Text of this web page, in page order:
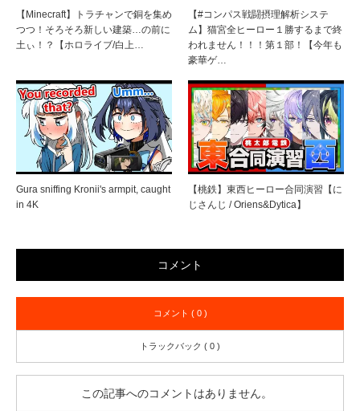
【Minecraft】トラチャンで銅を集め
つつ！そろそろ新しい建築…の前に
土ぃ！？【ホロライブ/白上…
【#コンパス戦闘摂理解析システ
ム】猫宮全ヒーロー１勝するまで終
われません！！！第１部！【今年も
豪華ゲ…
Gura sniffing Kronii's armpit, caught
in 4K
【桃鉄】東西ヒーロー合同演習【に
じさんじ / Oriens&Dytica】
コメント
コメント ( 0 )
トラックバック ( 0 )
この記事へのコメントはありません。